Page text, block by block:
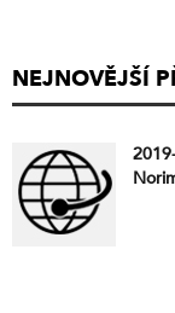
NEJNOVĚJŠÍ